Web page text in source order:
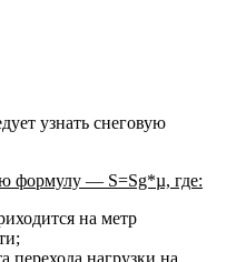
узнать снеговую
формулу — S=Sg*µ, где:
на метр
нагрузки на